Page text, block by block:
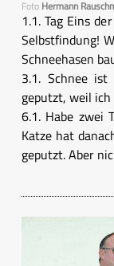
Foto Hermann
1.1. Tag Eins
Selbstfindung!
Schneehasen
3.1. Schnee
geputzt, weil
6.1. Habe zwei
Katze hat
geputzt. Aber